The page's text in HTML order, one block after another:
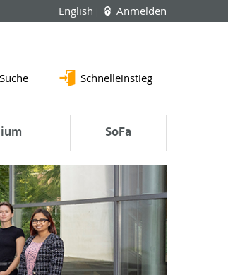
English Anmelden
Suche Schnelleinstieg
SoFa